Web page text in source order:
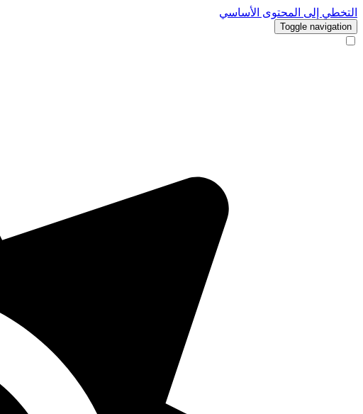
التخطي إلى المحتوى الأساسي
Toggle navigation